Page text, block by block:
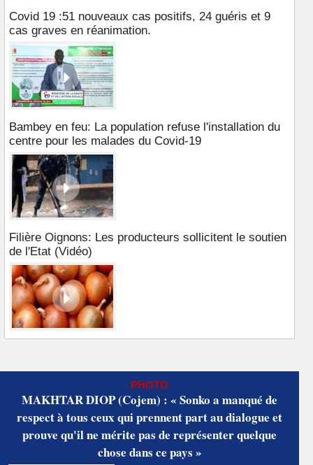
Covid 19 :51 nouveaux cas positifs, 24 guéris et 9
cas graves en réanimation.
Bambey en feu: La population refuse l'installation du
centre pour les malades du Covid-19
Filière Oignons: Les producteurs sollicitent le soutien
de l'Etat (Vidéo)
PHOTO
MAKHTAR DIOP (Cojem) : « Sonko a manqué de
respect à tous ceux qui prennent part au dialogue et
prouve qu'il ne mérite pas de représenter quelque
chose dans ce pays »